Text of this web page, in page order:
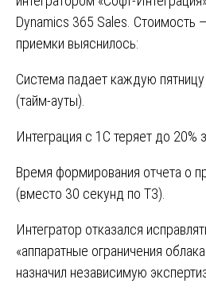
Dynamics 365 Sales. Стоимость
приемки выяснилось:
Система падает каждую
(тайм-ауты).
Интеграция с 1С теряет до 20%
Время формирования отчета о
(вместо 30 секунд по ТЗ).
Интегратор отказался
«аппаратные ограничения
назначил независимую